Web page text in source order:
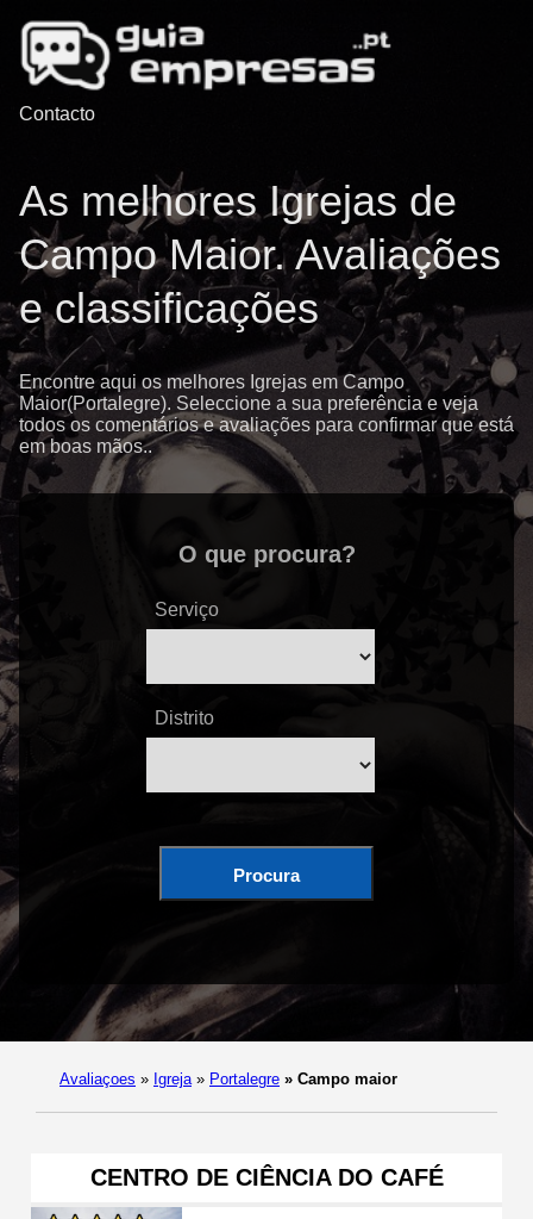
Contacto
As melhores Igrejas de
Campo Maior. Avaliações
e classificações
Encontre aqui os melhores Igrejas em Campo
Maior(Portalegre). Seleccione a sua preferência e veja
todos os comentários e avaliações para confirmar que está
em boas mãos..
O que procura?
Serviço
Distrito
Procura
Avaliaçoes » Igreja » Portalegre » Campo maior
CENTRO DE CIÊNCIA DO CAFÉ